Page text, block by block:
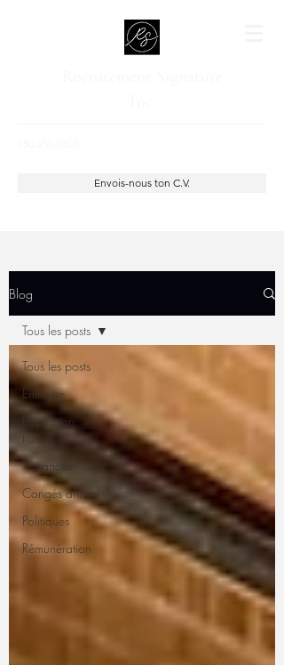
Envois-nous ton C.V.
Blog
Tous les posts
Entrevue
Inspiration
travail
Vacances
Congés annuels
Politiques
Rémunération
Tous les posts